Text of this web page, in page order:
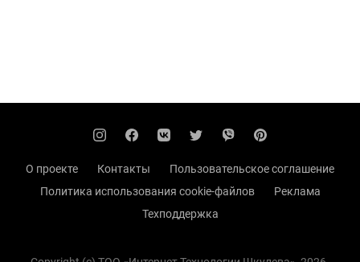
О проекте Контакты
Пользовательское соглашение
Политика использования cookie-файлов
Реклама
Техподдержка